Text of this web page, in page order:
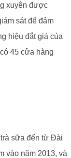
xuyên được
sát để đảm
hiệu đắt giá của
45 cửa hàng
sữa đến từ Đài
vào năm 2013, và